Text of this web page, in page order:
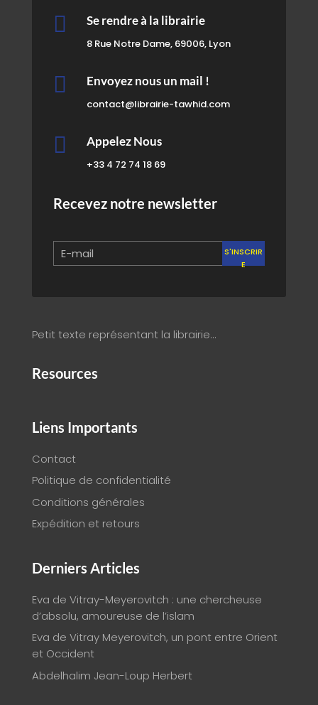
 Se rendre à la librairie
8 Rue Notre Dame, 69006, Lyon
 Envoyez nous un mail !
contact@librairie-tawhid.com
 Appelez Nous
+33 4 72 74 18 69
Recevez notre newsletter
S'INSCRIR
E
Petit texte représentant la librairie…
Resources
Liens Importants
Contact
Politique de confidentialité
Conditions générales
Expédition et retours
Derniers Articles
Eva de Vitray-Meyerovitch : une chercheuse
d’absolu, amoureuse de l’islam
Eva de Vitray Meyerovitch, un pont entre Orient
et Occident
Abdelhalim Jean-Loup Herbert